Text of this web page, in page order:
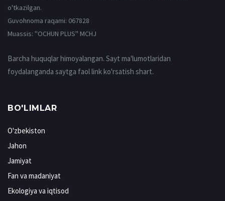
o'tkazilgan.
Guvohnoma raqami: 067828
Muassis: ''OCHUN PLUS'' MCHJ
Barcha huquqlar himoyalangan. Sayt ma'lumotlaridan
foydalanganda saytga faol link ko'rsatish shart.
BO'LIMLAR
O'zbekiston
Jahon
Jamiyat
Fan va madaniyat
Ekologiya va iqtisod